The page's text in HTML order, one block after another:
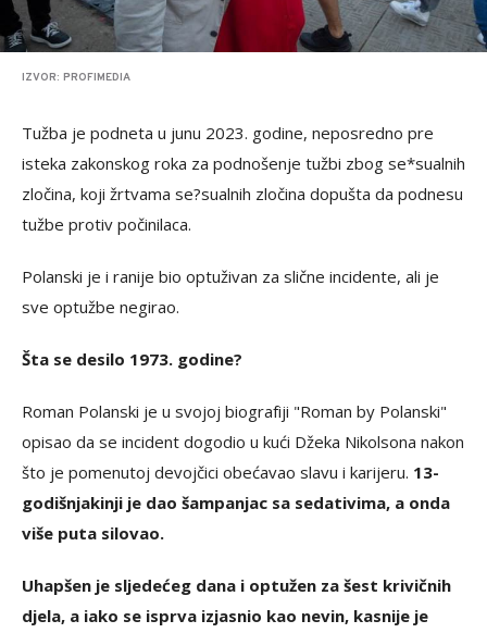
IZVOR: PROFIMEDIA
Tužba je podneta u junu 2023. godine, neposredno pre
isteka zakonskog roka za podnošenje tužbi zbog se*sualnih
zločina, koji žrtvama se?sualnih zločina dopušta da podnesu
tužbe protiv počinilaca.
Polanski je i ranije bio optuživan za slične incidente, ali je
sve optužbe negirao.
Šta se desilo 1973. godine?
Roman Polanski je u svojoj biografiji "Roman by Polanski"
opisao da se incident dogodio u kući Džeka Nikolsona nakon
što je pomenutoj devojčici obećavao slavu i karijeru. 13-
godišnjakinji je dao šampanjac sa sedativima, a onda
više puta silovao.
Uhapšen je sljedećeg dana i optužen za šest krivičnih
djela, a iako se isprva izjasnio kao nevin, kasnije je